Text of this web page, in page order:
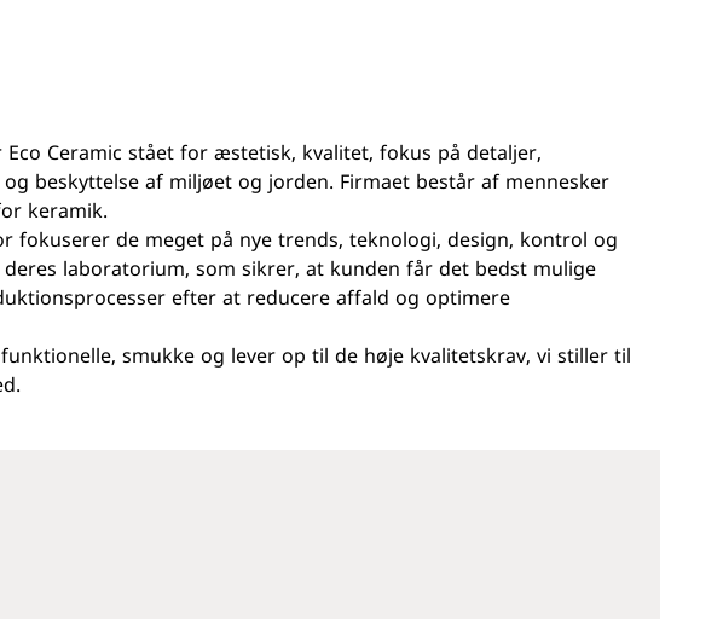
Ceramic stået for æstetisk, kvalitet, fokus på detaljer,
beskyttelse af miljøet og jorden. Firmaet består af mennesker
keramik.
fokuserer de meget på nye trends, teknologi, design, kontrol og
laboratorium, som sikrer, at kunden får det bedst mulige
efter at reducere affald og optimere
smukke og lever op til de høje kvalitetskrav, vi stiller til